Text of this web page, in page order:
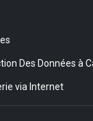
Des Données à
via Internet